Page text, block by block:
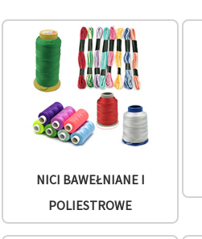
przy
wsparciu
naszych
partnerów
analitycznych
marketingowych.
zgodzić się
NICI BAWEŁNIANE I
POLIESTROWE